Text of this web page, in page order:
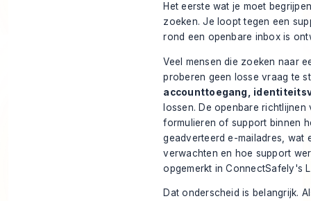
Het eerste wat je moet
zoeken. Je loopt tegen een
rond een openbare inbox is
Veel mensen die zoeken naar
proberen geen losse vraag te
accounttoegang,
lossen. De openbare
formulieren of support binnen
geadverteerd e-mailadres, wat
verwachten en hoe support
opgemerkt inConnectSafely's
Dat onderscheid is belangrijk.